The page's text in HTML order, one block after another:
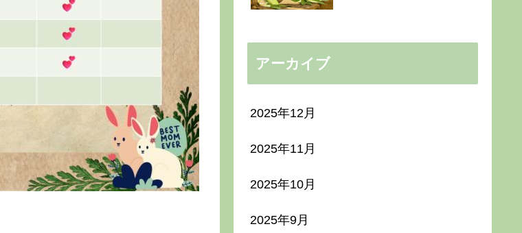
アーカイブ
2025年12月
2025年11月
2025年10月
2025年9月